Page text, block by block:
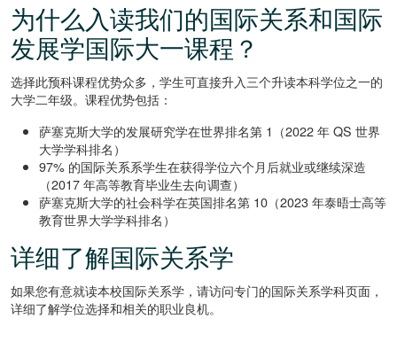
为什么入读我们的国际关系和国际
发展学国际大一课程？
选择此预科课程优势众多，学生可直接升入三个升读本科学位之一的
大学二年级。课程优势包括：
萨塞克斯大学的发展研究学在世界排名第 1（2022 年 QS 世界
大学学科排名）
97% 的国际关系系学生在获得学位六个月后就业或继续深造
（2017 年高等教育毕业生去向调查）
萨塞克斯大学的社会科学在英国排名第 10（2023 年泰晤士高等
教育世界大学学科排名）
详细了解国际关系学
如果您有意就读本校国际关系学，请访问专门的国际关系学科页面 ，
详细了解学位选择和相关的职业良机。